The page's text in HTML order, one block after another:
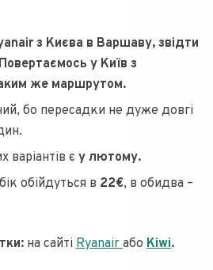
з Києва в Варшаву, звідти
у Київ з
же маршрутом.
бо пересадки не дуже довгі
є у лютому.
обійдуться в 22€, в обидва –
на сайті Ryanair або Kiwi.